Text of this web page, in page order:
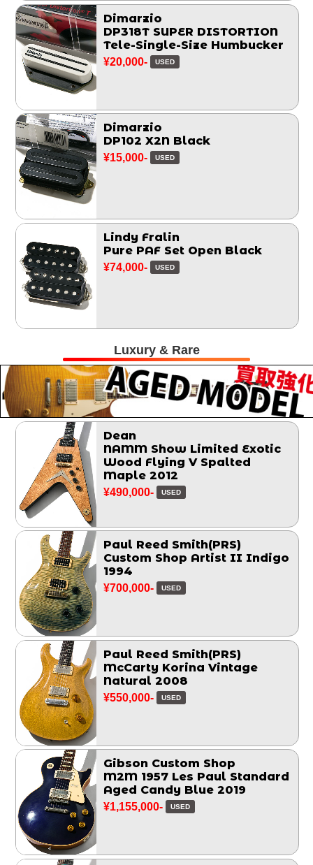
Dimarzio
DP318T SUPER DISTORTION
Tele-Single-Size Humbucker
¥20,000- USED
Dimarzio
DP102 X2N Black
¥15,000- USED
Lindy Fralin
Pure PAF Set Open Black
¥74,000- USED
Luxury & Rare
Dean
NAMM Show Limited Exotic
Wood Flying V Spalted
Maple 2012
¥490,000- USED
Paul Reed Smith(PRS)
Custom Shop Artist II Indigo
1994
¥700,000- USED
Paul Reed Smith(PRS)
McCarty Korina Vintage
Natural 2008
¥550,000- USED
Gibson Custom Shop
M2M 1957 Les Paul Standard
Aged Candy Blue 2019
¥1,155,000- USED